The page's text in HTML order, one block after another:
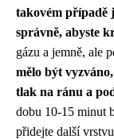
takovém případě
správně, abyste
gázu a jemně, ale
mělo být
tlak na ránu a
dobu 10-15 minut
přidejte další